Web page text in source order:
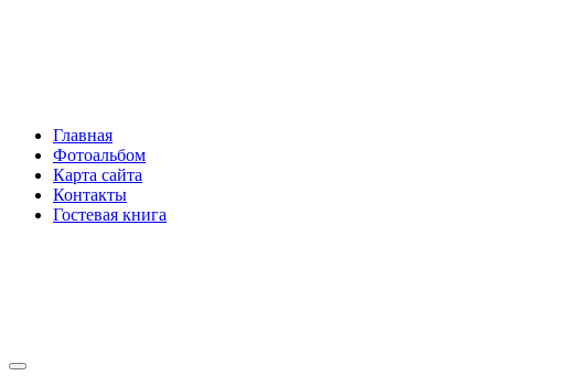
Главная
Фотоальбом
Карта сайта
Контакты
Гостевая книга